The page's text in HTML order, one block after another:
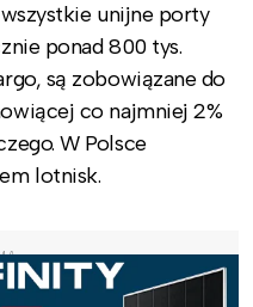
unijne porty
ponad 800 tys.
są zobowiązane do
co najmniej 2%
W Polsce
lotnisk.